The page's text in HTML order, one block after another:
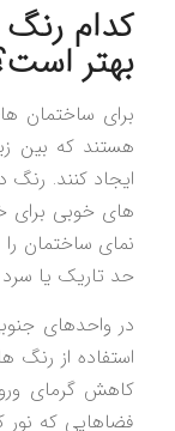
کدام
بهتر
برای ساختمان
هستند که بین
ایجاد کنند. رنگ
های خوبی برای
نمای ساختمان
حد تاریک یا
در واحدهای
استفاده از رنگ
کاهش گرمای
فضاهایی که نور